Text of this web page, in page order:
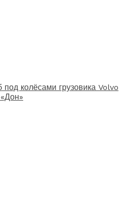
колёсами грузовика Volvo